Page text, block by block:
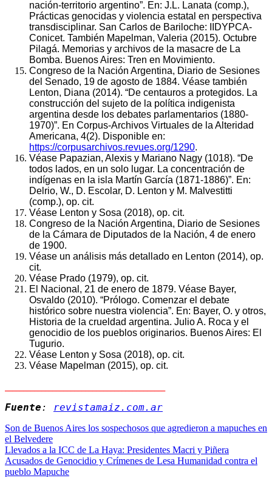
nación-territorio argentino”. En: J.L. Lanata (comp.),
Prácticas genocidas y violencia estatal en perspectiva
transdisciplinar. San Carlos de Bariloche: IIDYPCA-
Conicet. También Mapelman, Valeria (2015). Octubre
Pilagá. Memorias y archivos de la masacre de La
Bomba. Buenos Aires: Tren en Movimiento.
Congreso de la Nación Argentina, Diario de Sesiones
del Senado, 19 de agosto de 1884. Véase también
Lenton, Diana (2014). “De centauros a protegidos. La
construcción del sujeto de la política indigenista
argentina desde los debates parlamentarios (1880-
1970)”. En Corpus-Archivos Virtuales de la Alteridad
Americana, 4(2). Disponible en:
https://corpusarchivos.revues.org/1290.
Véase Papazian, Alexis y Mariano Nagy (1018). “De
todos lados, en un solo lugar. La concentración de
indígenas en la isla Martín García (1871-1886)”. En:
Delrio, W., D. Escolar, D. Lenton y M. Malvestitti
(comp.), op. cit.
Véase Lenton y Sosa (2018), op. cit.
Congreso de la Nación Argentina, Diario de Sesiones
de la Cámara de Diputados de la Nación, 4 de enero
de 1900.
Véase un análisis más detallado en Lenton (2014), op.
cit.
Véase Prado (1979), op. cit.
El Nacional, 21 de enero de 1879. Véase Bayer,
Osvaldo (2010). “Prólogo. Comenzar el debate
histórico sobre nuestra violencia”. En: Bayer, O. y otros,
Historia de la crueldad argentina. Julio A. Roca y el
genocidio de los pueblos originarios. Buenos Aires: El
Tugurio.
Véase Lenton y Sosa (2018), op. cit.
Véase Mapelman (2015), op. cit.
Fuente: revistamaiz.com.ar
Son de Buenos Aires los sospechosos que agredieron a mapuches en
el Belvedere
Llevados a la ICC de La Haya: Presidentes Macri y Piñera
Acusados de Genocidio y Crímenes de Lesa Humanidad contra el
pueblo Mapuche